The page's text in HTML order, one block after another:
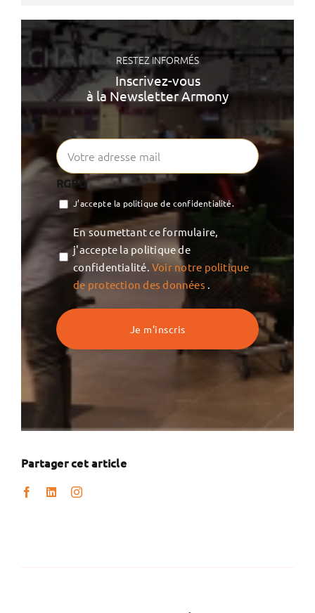
RESTEZ INFORMÉS
Inscrivez-vous
à la Newsletter Armony
RGPD
J’accepte la politique de confidentialité.
Vie
privée
En soumettant ce formulaire,
j'accepte la politique de
confidentialité.Voir notre politique
de protection des données .
Partager cet article